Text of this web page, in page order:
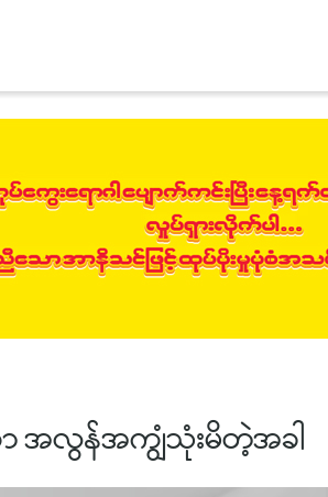
ာ အလွန်အကျွံသုံးမိတဲ့အခါ